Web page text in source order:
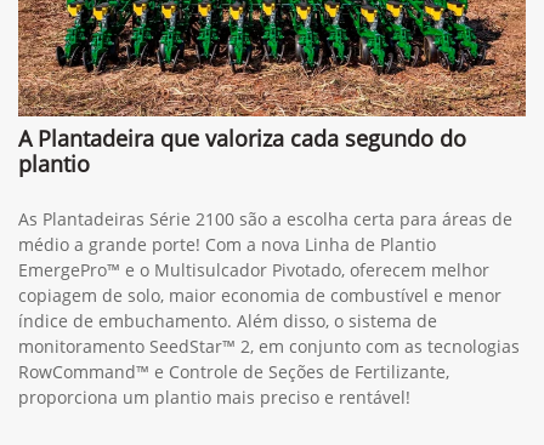
A Plantadeira que valoriza cada segundo do
plantio
As Plantadeiras Série 2100 são a escolha certa para áreas de
médio a grande porte! Com a nova Linha de Plantio
EmergePro™ e o Multisulcador Pivotado, oferecem melhor
copiagem de solo, maior economia de combustível e menor
índice de embuchamento. Além disso, o sistema de
monitoramento SeedStar™ 2, em conjunto com as tecnologias
RowCommand™ e Controle de Seções de Fertilizante,
proporciona um plantio mais preciso e rentável!